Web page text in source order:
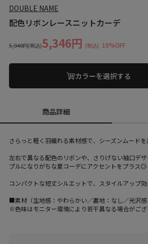
DOUBLE NAME
配色リボンレースニットカーデ
5,940円(税込)5,346円 (税込) 10%OFF
カラーを選択する
商品詳細
さらっと軽く羽織れる素材感で、シーズンムードを
左右で異なる配色のリボンや、さりげない袖口デ
プルになりがちな夏コーデにアクセントをプラス◎
コンパクトな短丈シルエットで、スタイルアップ効
■素材（生地感：やわらかい／裏地：なし／光沢感
※色味はモニター環境により若干異なる場合がござ